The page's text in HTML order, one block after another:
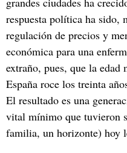
respuesta política ha sido,
regulación de precios y
económica para una
extraño, pues, que la edad
España roce los treinta
El resultado es una
vital mínimo que tuvieron
familia, un horizonte) hoy